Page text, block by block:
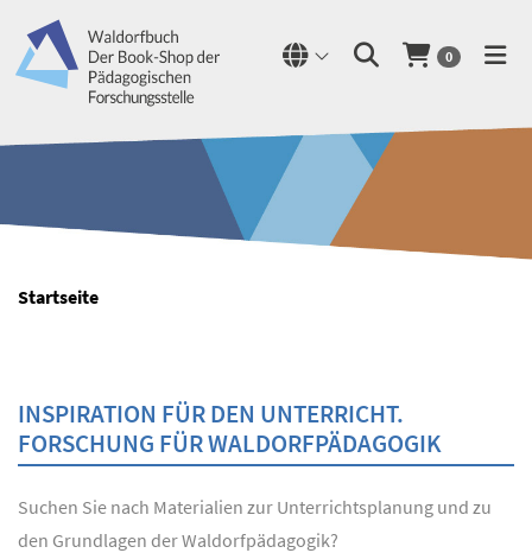
0
Startseite
INSPIRATION FÜR DEN UNTERRICHT.
FORSCHUNG FÜR WALDORFPÄDAGOGIK
Suchen Sie nach Materialien zur Unterrichtsplanung und zu
den Grundlagen der Waldorfpädagogik?